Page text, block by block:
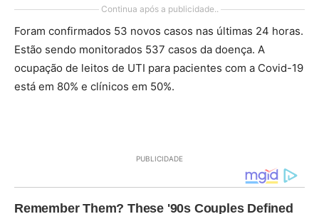
Continua após a publicidade..
Foram confirmados 53 novos casos nas últimas 24 horas.
Estão sendo monitorados 537 casos da doença. A
ocupação de leitos de UTI para pacientes com a Covid-19
está em 80% e clínicos em 50%.
PUBLICIDADE